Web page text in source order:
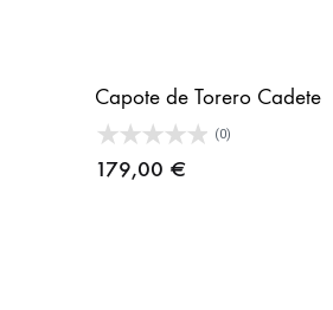
Capote de Torero Cadete
(0)
179,00 €